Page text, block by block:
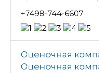
+7498-744-6607
Оценочная
Оценочная